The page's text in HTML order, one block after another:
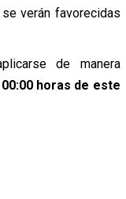
verán favorecidas
de manera
00:00 horas de este